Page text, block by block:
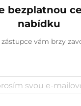
bezplatnou
nabídku
zástupce vám brzy